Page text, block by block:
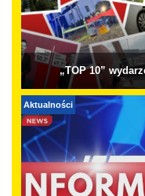
„TOP 10”
Aktualności